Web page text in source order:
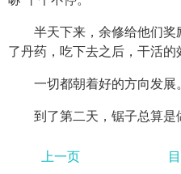
半天下来，余修给他们
了丹药，吃下去之后，干活的
一切都朝着好的方向发展
到了第二天，锯子总算是
上一页